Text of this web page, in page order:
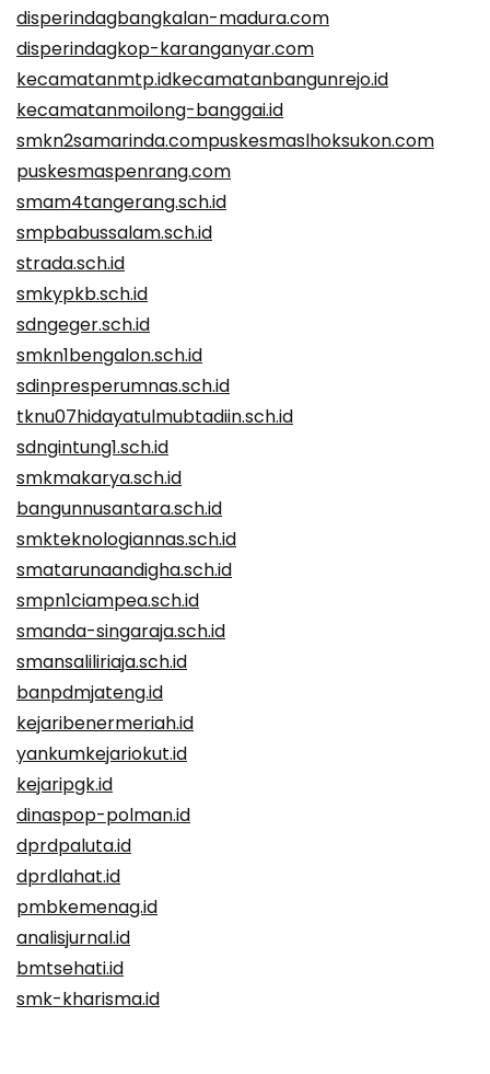
disperindagbangkalan-madura.com
disperindagkop-karanganyar.com
kecamatanmtp.idkecamatanbangunrejo.id
kecamatanmoilong-banggai.id
smkn2samarinda.compuskesmaslhoksukon.com
puskesmaspenrang.com
smam4tangerang.sch.id
smpbabussalam.sch.id
strada.sch.id
smkypkb.sch.id
sdngeger.sch.id
smkn1bengalon.sch.id
sdinpresperumnas.sch.id
tknu07hidayatulmubtadiin.sch.id
sdngintung1.sch.id
smkmakarya.sch.id
bangunnusantara.sch.id
smkteknologiannas.sch.id
smatarunaandigha.sch.id
smpn1ciampea.sch.id
smanda-singaraja.sch.id
smansaliliriaja.sch.id
banpdmjateng.id
kejaribenermeriah.id
yankumkejariokut.id
kejaripgk.id
dinaspop-polman.id
dprdpaluta.id
dprdlahat.id
pmbkemenag.id
analisjurnal.id
bmtsehati.id
smk-kharisma.id